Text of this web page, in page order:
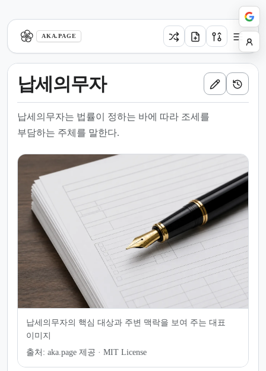
AKA.PAGE
납세의무자
납세의무자는 법률이 정하는 바에 따라 조세를
부담하는 주체를 말한다.
납세의무자의 핵심 대상과 주변 맥락을 보여 주는 대표
이미지
출처: aka.page 제공 · MIT License